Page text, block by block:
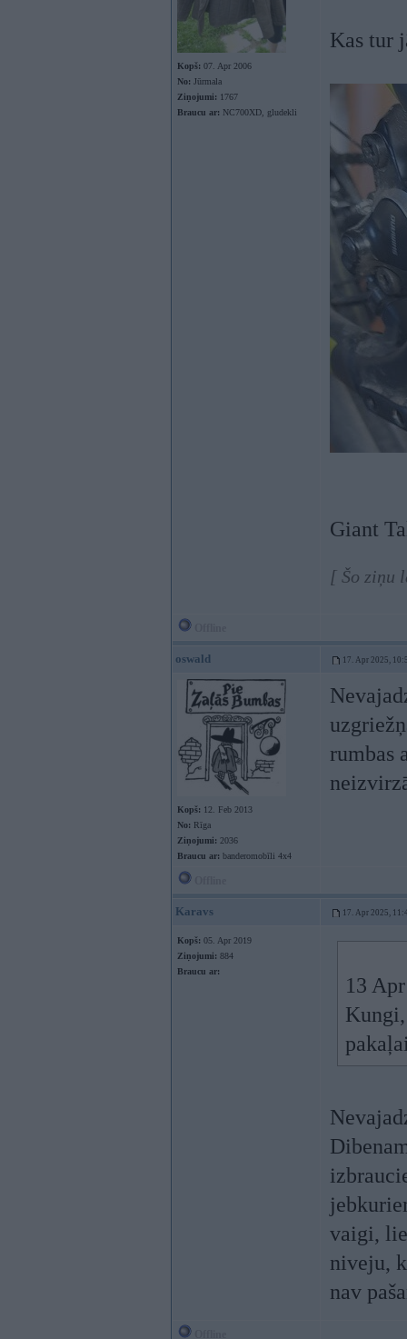
Kopš: 07. Apr 2006
No: Jūrmala
Ziņojumi: 1767
Braucu ar: NC700XD, gludekli
Kas tur
Giant
[ Šo ziņu
oswald 17. Apr 2025,
Kopš: 12. Feb 2013
No: Rīga
Ziņojumi: 2036
Braucu ar: banderomobīli 4x4
rumbas
Karavs 17. Apr 2025,
Kopš: 05. Apr 2019
Ziņojumi: 884
Braucu ar:
13
vaigi,
niveju,
nav